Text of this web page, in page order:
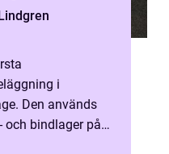
i
Den används
och bindlager på